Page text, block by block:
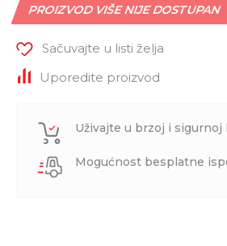
PROIZVOD VIŠE NIJE DOSTUPAN
Sačuvajte u listi želja
Uporedite proizvod
Uživajte u brzoj i sigurnoj
Mogućnost besplatne